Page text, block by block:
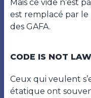
Mais ce vide n’est
est remplacé par le
des GAFA.
CODE IS NOT LAW
Ceux qui veulent
étatique ont